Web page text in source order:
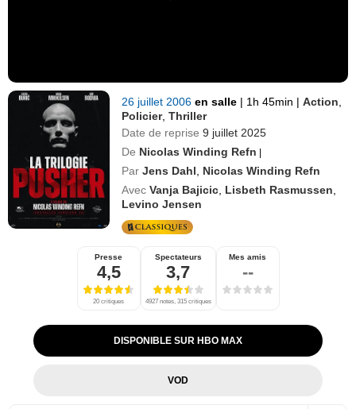
26 juillet 2006en salle | 1h 45min | Action
Policier,Thriller
Date de reprise 9 juillet 2025
De Nicolas Winding Refn |
Par Jens Dahl
Nicolas Winding Refn
Avec Vanja Bajicic Lisbeth Rasmussen
Levino Jensen
Presse
4,5
20 critiques
Spectateurs
3,7
4927 notes, 315 critiques
Mes amis
--
DISPONIBLE SUR HBO MAX
VOD